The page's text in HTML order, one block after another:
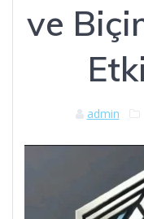
ve
admin